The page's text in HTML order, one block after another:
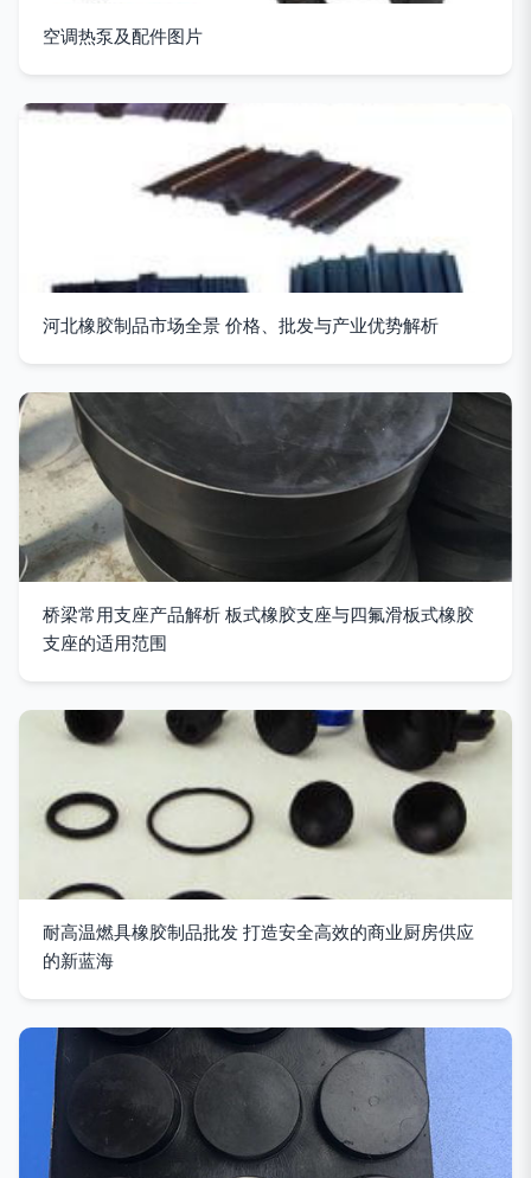
空调热泵及配件图片
河北橡胶制品市场全景 价格、批发与产业优势解析
桥梁常用支座产品解析 板式橡胶支座与四氟滑板式橡胶
支座的适用范围
耐高温燃具橡胶制品批发 打造安全高效的商业厨房供应
的新蓝海